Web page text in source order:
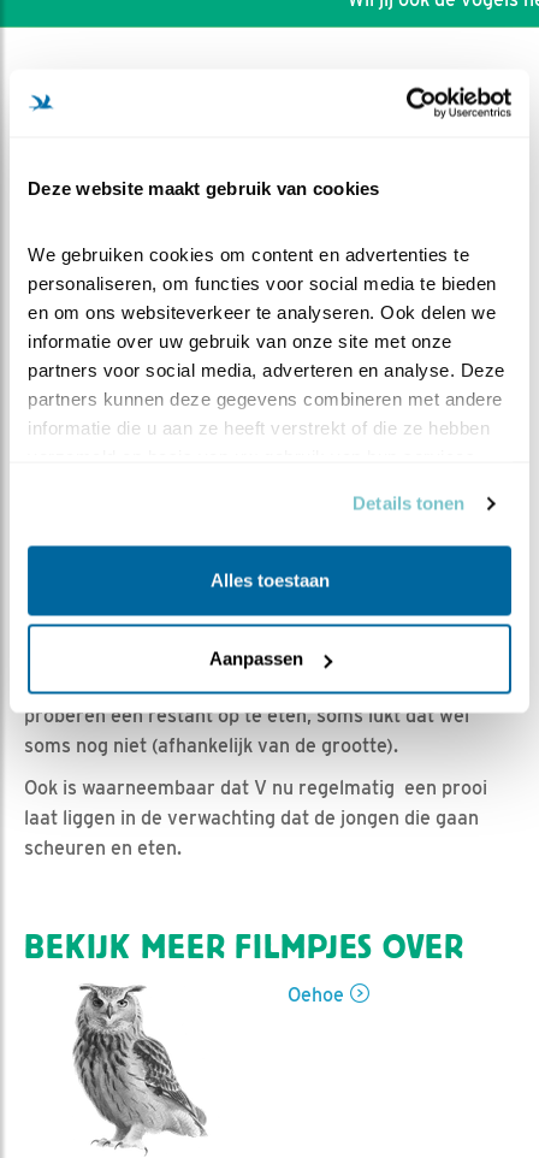
Deze website maakt gebruik van cookies
We gebruiken cookies om content en advertenties te
personaliseren, om functies voor social media te bieden
en om ons websiteverkeer te analyseren. Ook delen we
informatie over uw gebruik van onze site met onze
partners voor social media, adverteren en analyse. Deze
partners kunnen deze gegevens combineren met andere
informatie die u aan ze heeft verstrekt of die ze hebben
Details tonen
Alles toestaan
Aanpassen
DEEL DIT FILMPJE
Romke Visser | Geplaatst op 8 mei 2024, 12:30 |
Bewaar dit filmpje|
Tot nu toe hebben we nog maar weinig gezien dat de
Zo nu en dan plukken ze wel wat aan een prooi, of
proberen een restant op te eten, soms lukt dat wel
soms nog niet (afhankelijk van de grootte).
Ook is waarneembaar dat V nu regelmatig een prooi
laat liggen in de verwachting dat de jongen die gaan
scheuren en eten.
BEKIJK MEER FILMPJES OVER
Oehoe